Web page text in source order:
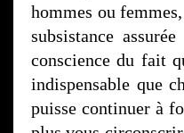
hommes ou
subsistance
conscience du fait
indispensable que
puisse continuer à